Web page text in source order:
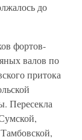
до
фортов-
валов по
притока
Пересекла